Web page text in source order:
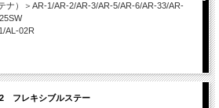
ナ）＞AR-1/AR-2/AR-3/AR-5/AR-6/AR-33/AR-
AL-02R
フレキシブルステー